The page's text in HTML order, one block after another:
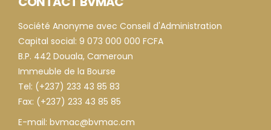
Société Anonyme avec Conseil d'Administration
Capital social: 9 073 000 000 FCFA
B.P. 442 Douala, Cameroun
Immeuble de la Bourse
Tel: (+237) 233 43 85 83
Fax: (+237) 233 43 85 85
E-mail: bvmac@bvmac.cm